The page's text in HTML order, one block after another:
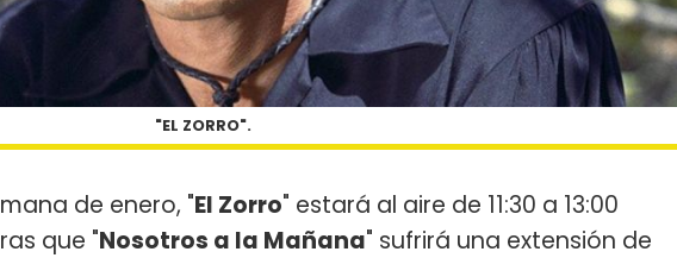
"EL ZORRO".
de enero, "El Zorro" estará al aire de 11:30 a 13:00
que "Nosotros a la Mañana" sufrirá una extensión de